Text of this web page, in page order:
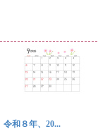
令和８年、20...